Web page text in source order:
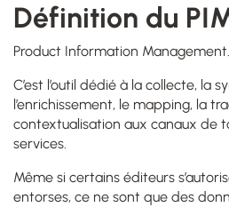
Définition du
Product Information Management.
C’est l’outil dédié à la collecte, la
l’enrichissement, le mapping, la
contextualisation aux canaux de
services.
Même si certains éditeurs
entorses, ce ne sont que des